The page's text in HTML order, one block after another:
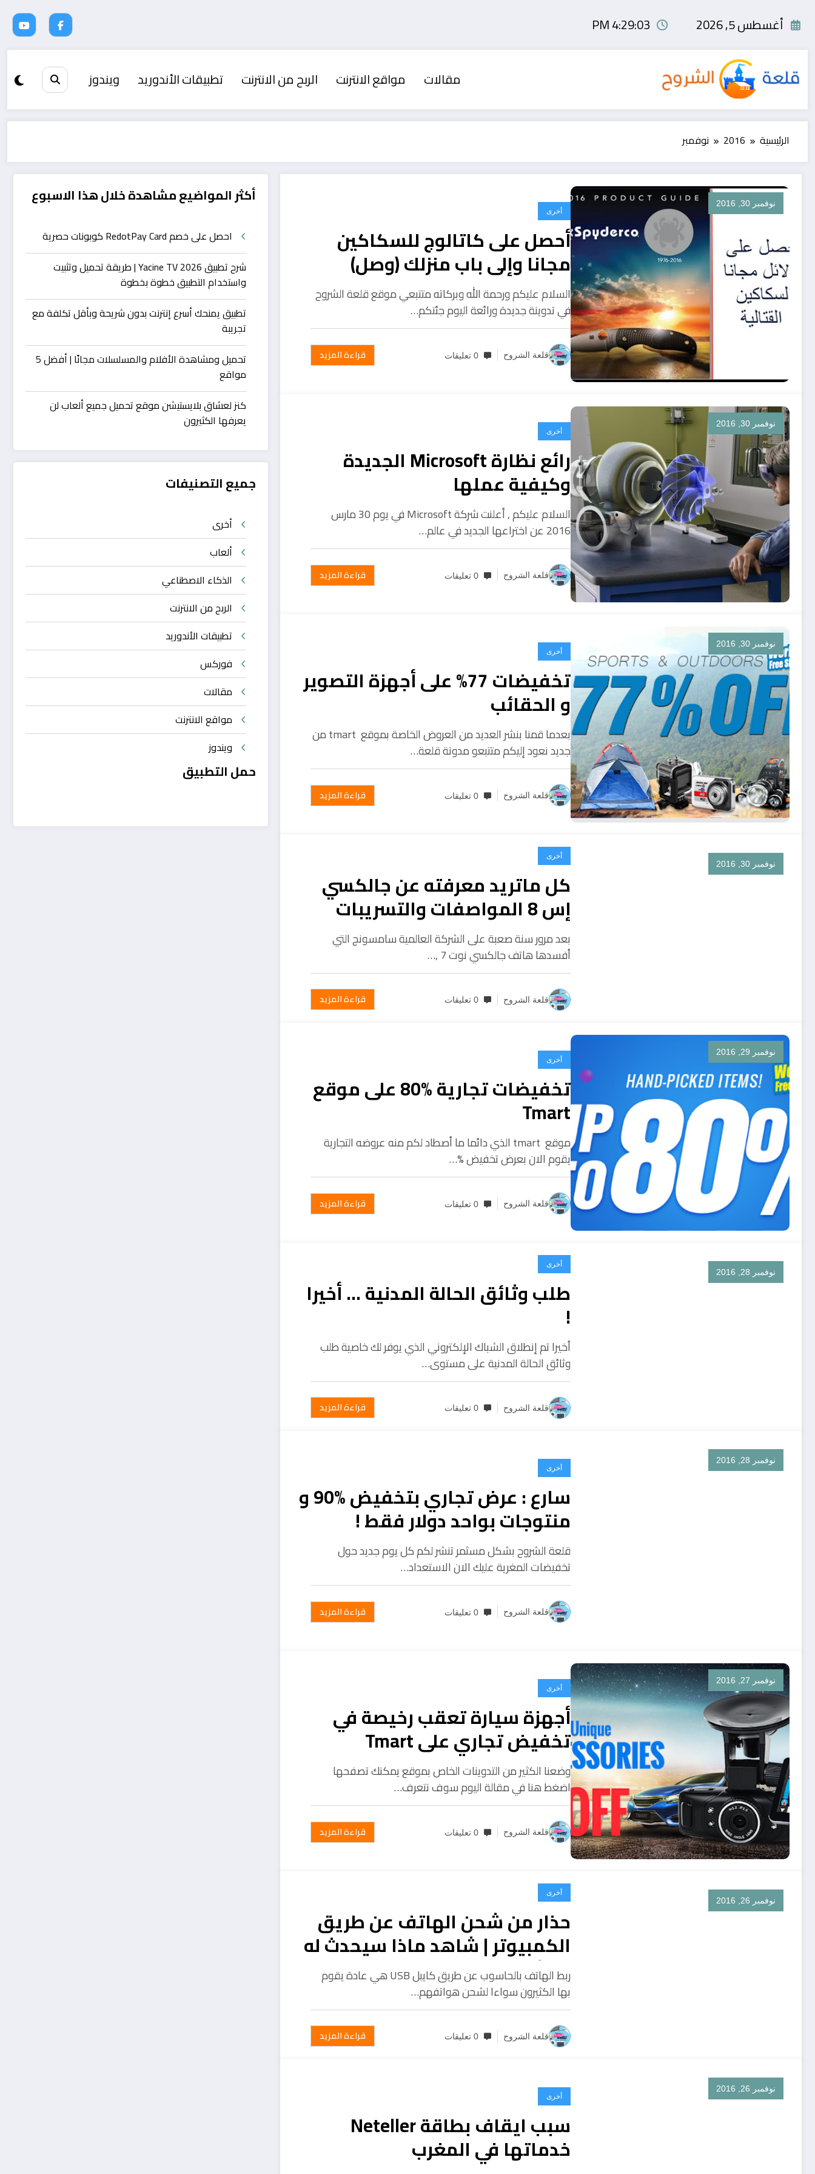
أغسطس 5, 2026 4:29:04 PM
مقالات مواقع الانترنت الربح من الانترنت تطبيقات الأندوريد ويندوز
الرئيسية 2016 نوفمبر
نوفمبر 30, 2016
أخرى
أحصل على كاتالوج للسكاكين
مجانا وإلى باب منزلك (وصل)
السلام عليكم ورحمة الله وبركاته متتبعي موقع قلعة الشروح
في تدوينة جديدة ورائعة اليوم جئتكم…
قلعة الشروح 0 تعليقات قراءة المزيد
نوفمبر 30, 2016
أخرى
رائع نظارة Microsoft الجديدة
وكيفية عملها
السلام عليكم , أعلنت شركة Microsoft في يوم 30 مارس
2016 عن اختراعها الجديد في عالم…
قلعة الشروح 0 تعليقات قراءة المزيد
نوفمبر 30, 2016
أخرى
تخفيضات 77% على أجهزة التصوير
و الحقائب
بعدما قمنا بنشر العديد من العروض الخاصة بموقع tmart من
جديد نعود إليكم متتبعو مدونة قلعة…
قلعة الشروح 0 تعليقات قراءة المزيد
نوفمبر 30, 2016
أخرى
كل ماتريد معرفته عن جالكسي
إس 8 المواصفات والتسريبات
والسعر
بعد مرور سنة صعبة على الشركة العالمية سامسونج التي
أفسدها هاتف جالكسي نوت 7 ,…
قلعة الشروح 0 تعليقات قراءة المزيد
نوفمبر 29, 2016
أخرى
تخفيضات تجارية %80 على موقع
Tmart
موقع tmart الذي دائما ما أصطاد لكم منه عروضه التجارية
يقوم الان بعرض تخفيض %…
قلعة الشروح 0 تعليقات قراءة المزيد
نوفمبر 28, 2016
أخرى
طلب وثائق الحالة المدنية … أخيرا
!
أخيرا تم إنطلاق الشباك الإلكتروني الذي يوفر لك خاصية طلب
وثائق الحالة المدنية على مستوى…
قلعة الشروح 0 تعليقات قراءة المزيد
نوفمبر 28, 2016
أخرى
سارع : عرض تجاري بتخفيض %90 و
منتوجات بواحد دولار فقط !
قلعة الشروح بشكل مسثمر تنشر لكم كل يوم جديد حول
تخفيضات المغرية عليك الان الاستعداد…
قلعة الشروح 0 تعليقات قراءة المزيد
نوفمبر 27, 2016
أخرى
أجهزة سيارة تعقب رخيصة في
تخفيض تجاري على Tmart
وضعنا الكثير من التدوينات الخاص بموقع يمكنك تصفحها
اضغط هنا في مقالة اليوم سوف نتعرف…
قلعة الشروح 0 تعليقات قراءة المزيد
نوفمبر 26, 2016
أخرى
حذار من شحن الهاتف عن طريق
الكمبيوتر | شاهد ماذا سيحدث له
ان شحنته به
ربط الهاتف بالحاسوب عن طريق كايبل USB هي عادة يقوم
بها الكثيرون سواءا لشحن هواتفهم…
قلعة الشروح 0 تعليقات قراءة المزيد
نوفمبر 26, 2016
أخرى
سبب ايقاف بطاقة Neteller
خدماتها في المغرب
أكثر المواضيع مشاهدة خلال هذا الاسبوع
احصل على خصم RedotPay Card كوبونات حصرية
شرح تطبيق Yacine TV 2026 | طريقة تحميل وتثبيت
واستخدام التطبيق خطوة بخطوة
تطبيق يمنحك أسرع إنترنت بدون شريحة وبأقل تكلفة مع
تجريبة
تحميل ومشاهدة الأفلام والمسلسلات مجانًا | أفضل 5
مواقع
كنز لعشاق بلايستيشن موقع تحميل جميع ألعاب لن
يعرفها الكثيرون
جميع التصنيفات
أخرى
ألعاب
الذكاء الاصطناعي
الربح من الانترنت
تطبيقات الأندوريد
فوركس
مقالات
مواقع الانترنت
ويندوز
حمل التطبيق